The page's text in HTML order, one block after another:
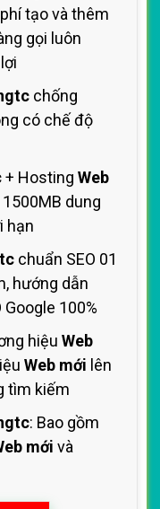
tạo và thêm
gọi luôn
chống
có chế độ
+ Hosting Web
dung
hạn
chuẩn SEO 01
hướng dẫn
Google 100%
hiệu Web
Web mới lên
tìm kiếm
: Bao gồm
mới và